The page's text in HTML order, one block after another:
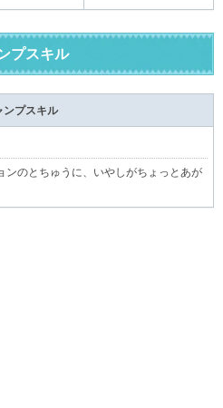
プスキル
ンプスキル
ンのとちゅうに、いやしがちょっとあが